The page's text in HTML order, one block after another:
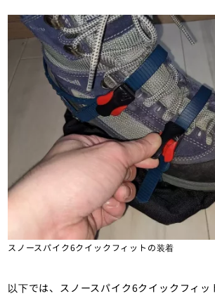
スノースパイク6クイックフィットの装着
以下では、スノースパイク6クイックフィッ